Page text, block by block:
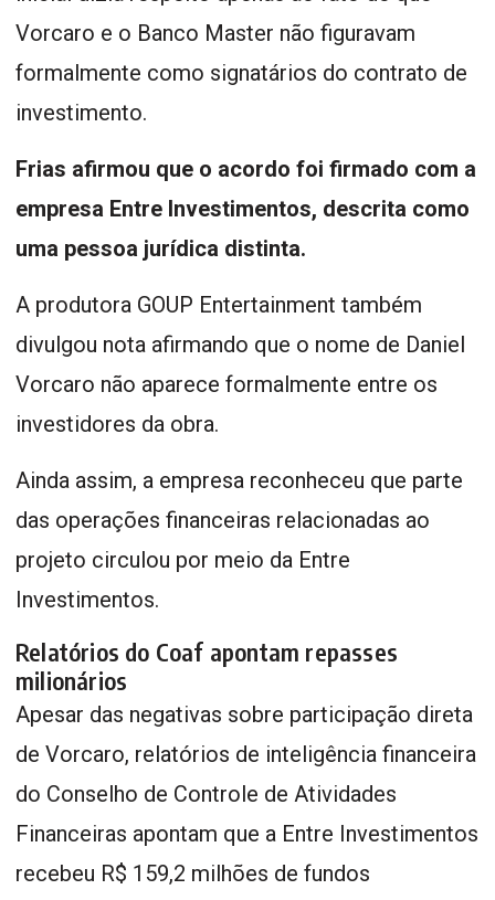
Vorcaro e o Banco Master não figuravam
formalmente como signatários do contrato de
investimento.
Frias afirmou que o acordo foi firmado com a
empresa Entre Investimentos, descrita como
uma pessoa jurídica distinta.
A produtora GOUP Entertainment também
divulgou nota afirmando que o nome de Daniel
Vorcaro não aparece formalmente entre os
investidores da obra.
Ainda assim, a empresa reconheceu que parte
das operações financeiras relacionadas ao
projeto circulou por meio da Entre
Investimentos.
Relatórios do Coaf apontam repasses
milionários
Apesar das negativas sobre participação direta
de Vorcaro, relatórios de inteligência financeira
do Conselho de Controle de Atividades
Financeiras apontam que a Entre Investimentos
recebeu R$ 159,2 milhões de fundos